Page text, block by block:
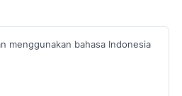
menggunakan bahasa Indonesia